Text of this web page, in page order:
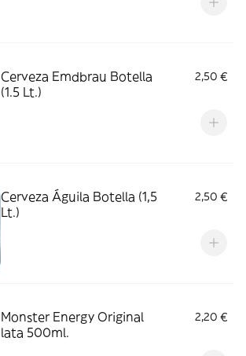
Cerveza Emdbrau Botella
(1.5 Lt.)
2,50 €
Cerveza Águila Botella (1,5
Lt.)
2,50 €
Monster Energy Original
lata 500ml.
2,20 €